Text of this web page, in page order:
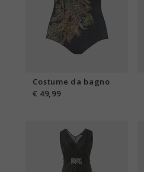
Costume da bagno
€ 49,99